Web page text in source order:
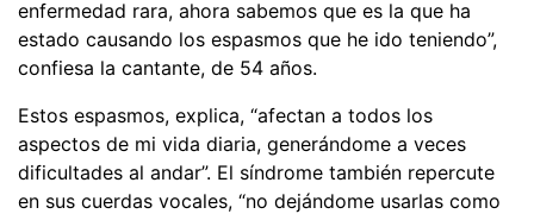
enfermedad rara, ahora sabemos que es la que ha
estado causando los espasmos que he ido teniendo”,
confiesa la cantante, de 54 años.
Estos espasmos, explica, “afectan a todos los
aspectos de mi vida diaria, generándome a veces
dificultades al andar”. El síndrome también repercute
en sus cuerdas vocales, “no dejándome usarlas como